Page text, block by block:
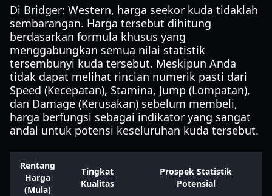
Di Bridger: Western, harga seekor kuda tidaklah
sembarangan. Harga tersebut dihitung
berdasarkan formula khusus yang
menggabungkan semua nilai statistik
tersembunyi kuda tersebut. Meskipun Anda
tidak dapat melihat rincian numerik pasti dari
Speed (Kecepatan), Stamina, Jump (Lompatan),
dan Damage (Kerusakan) sebelum membeli,
harga berfungsi sebagai indikator yang sangat
andal untuk potensi keseluruhan kuda tersebut.
Rentang
Harga
(Mula)
Tingkat
Kualitas
Prospek Statistik
Potensial